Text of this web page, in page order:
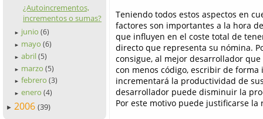
¿Autoincrementos,
incrementos o sumas?
► junio (6)
► mayo (6)
► abril (5)
► marzo (5)
► febrero (3)
► enero (4)
► 2006 (39)
Teniendo todos estos aspectos en
factores son importantes a la hora
que influyen en el coste total de
directo que representa su nómina.
consigue, al mejor desarrollador
con menos código, escribir de
incrementará la productividad de
desarrollador puede disminuir la
Por este motivo puede justificarse